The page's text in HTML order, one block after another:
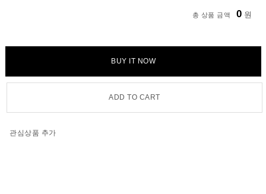
총 상품 금액 0 원
BUY IT NOW
ADD TO CART
관심상품 추가